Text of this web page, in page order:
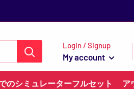
Login / Signup
My account
のシミュレーターフルセット ア